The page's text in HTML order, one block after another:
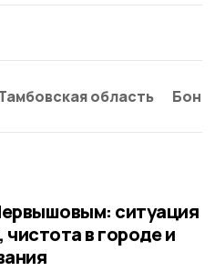
область
ситуация
в городе и